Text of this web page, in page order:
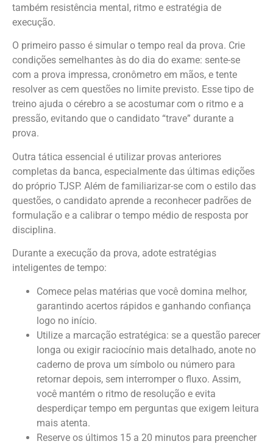
também resistência mental, ritmo e estratégia de
execução.
O primeiro passo é simular o tempo real da prova. Crie
condições semelhantes às do dia do exame: sente-se
com a prova impressa, cronômetro em mãos, e tente
resolver as cem questões no limite previsto. Esse tipo de
treino ajuda o cérebro a se acostumar com o ritmo e a
pressão, evitando que o candidato “trave” durante a
prova.
Outra tática essencial é utilizar provas anteriores
completas da banca, especialmente das últimas edições
do próprio TJSP. Além de familiarizar-se com o estilo das
questões, o candidato aprende a reconhecer padrões de
formulação e a calibrar o tempo médio de resposta por
disciplina.
Durante a execução da prova, adote estratégias
inteligentes de tempo:
Comece pelas matérias que você domina melhor,
garantindo acertos rápidos e ganhando confiança
logo no início.
Utilize a marcação estratégica: se a questão parecer
longa ou exigir raciocínio mais detalhado, anote no
caderno de prova um símbolo ou número para
retornar depois, sem interromper o fluxo. Assim,
você mantém o ritmo de resolução e evita
desperdiçar tempo em perguntas que exigem leitura
mais atenta.
Reserve os últimos 15 a 20 minutos para preencher